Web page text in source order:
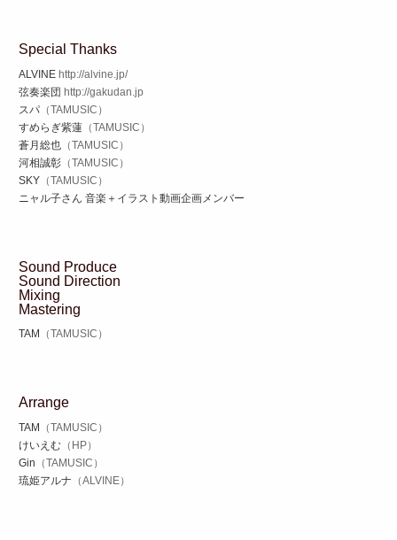
Special Thanks
ALVINEhttp://alvine.jp/
弦奏楽団http://gakudan.jp
スパ （TAMUSIC）
すめらぎ紫蓮 （TAMUSIC）
蒼月総也 （TAMUSIC）
河相誠彰 （TAMUSIC）
SKY （TAMUSIC）
ニャル子さん 音楽＋イラスト動画企画メンバー
Sound Produce
Sound Direction
Mixing
Mastering
TAM （TAMUSIC）
Arrange
TAM （TAMUSIC）
けいえむ （HP）
Gin （TAMUSIC）
琉姫アルナ （ALVINE）